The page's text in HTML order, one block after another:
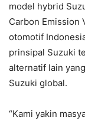
model hybrid
Carbon Emission
otomotif
prinsipal Suzuki
alternatif lain
Suzuki global.
“Kami yakin